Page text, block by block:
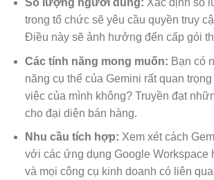
Số lượng người dùng: Xác định số
trong tổ chức sẽ yêu cầu quyền truy
Điều này sẽ ảnh hưởng đến cấp gói
Các tính năng mong muốn: Bạn có
năng cụ thể của Gemini rất quan
việc của mình không? Truyền đạt
cho đại diện bán hàng.
Nhu cầu tích hợp: Xem xét cách
với các ứng dụng Google Workspace
và mọi công cụ kinh doanh có liên